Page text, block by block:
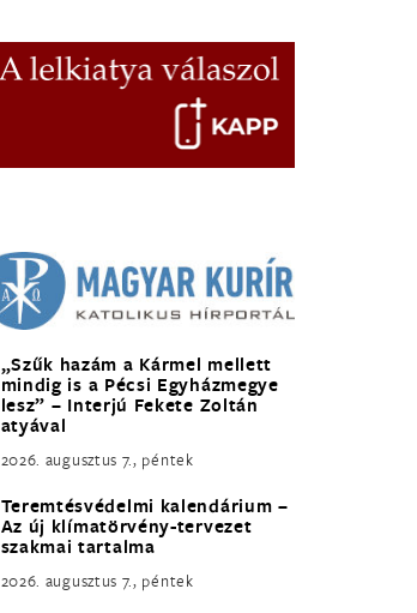
„Szűk hazám a Kármel mellett
mindig is a Pécsi Egyházmegye
lesz” – Interjú Fekete Zoltán
atyával
2026. augusztus 7., péntek
Teremtésvédelmi kalendárium –
Az új klímatörvény-tervezet
szakmai tartalma
2026. augusztus 7., péntek